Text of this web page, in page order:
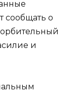
сообщать о
и